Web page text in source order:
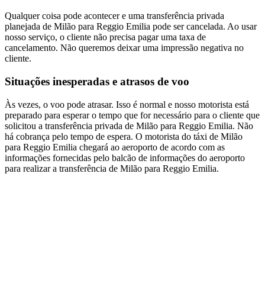
Qualquer coisa pode acontecer e uma transferência privada
planejada de Milão para Reggio Emilia pode ser cancelada. Ao usar
nosso serviço, o cliente não precisa pagar uma taxa de
cancelamento. Não queremos deixar uma impressão negativa no
cliente.
Situações inesperadas e atrasos de voo
Às vezes, o voo pode atrasar. Isso é normal e nosso motorista está
preparado para esperar o tempo que for necessário para o cliente que
solicitou a transferência privada de Milão para Reggio Emilia. Não
há cobrança pelo tempo de espera. O motorista do táxi de Milão
para Reggio Emilia chegará ao aeroporto de acordo com as
informações fornecidas pelo balcão de informações do aeroporto
para realizar a transferência de Milão para Reggio Emilia.